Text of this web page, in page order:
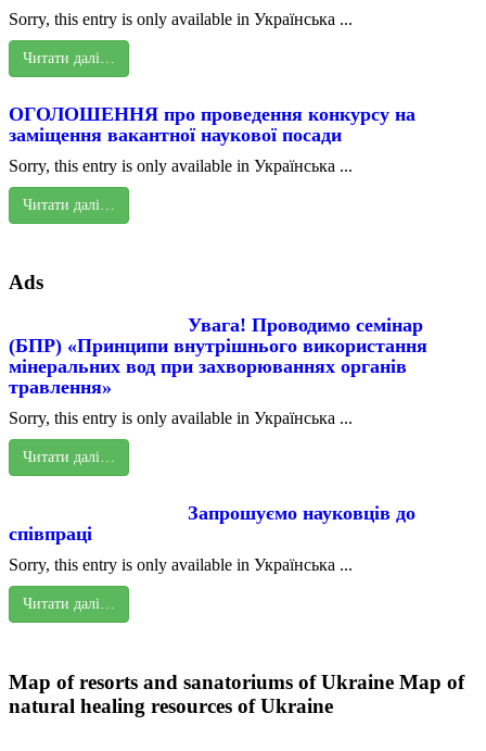
Sorry, this entry is only available in Українська ...
Читати далі…
ОГОЛОШЕННЯ про проведення конкурсу на
заміщення вакантної наукової посади
Sorry, this entry is only available in Українська ...
Читати далі…
Ads
Увага! Проводимо семінар
(БПР) «Принципи внутрішнього використання
мінеральних вод при захворюваннях органів
травлення»
Sorry, this entry is only available in Українська ...
Читати далі…
Запрошуємо науковців до
співпраці
Sorry, this entry is only available in Українська ...
Читати далі…
Map of resorts and sanatoriums of Ukraine Map of
natural healing resources of Ukraine